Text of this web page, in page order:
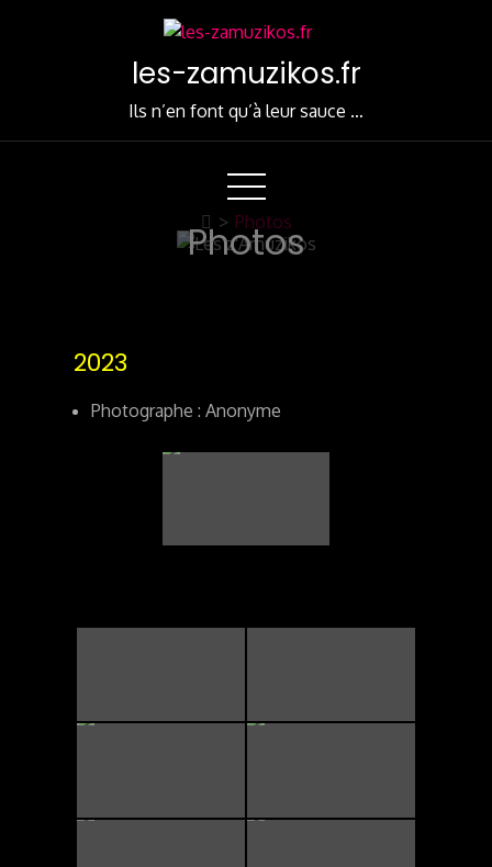
les-zamuzikos.fr
Ils n’en font qu’à leur sauce …
Photos
> Photos
2023
Photographe : Anonyme